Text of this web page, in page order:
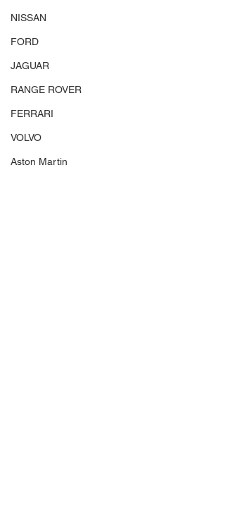
NISSAN
FORD
JAGUAR
RANGE ROVER
FERRARI
VOLVO
Aston Martin